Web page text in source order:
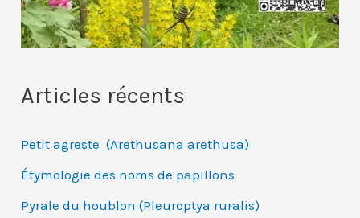
Articles récents
Petit agreste (Arethusana arethusa)
Étymologie des noms de papillons
Pyrale du houblon (Pleuroptya ruralis)